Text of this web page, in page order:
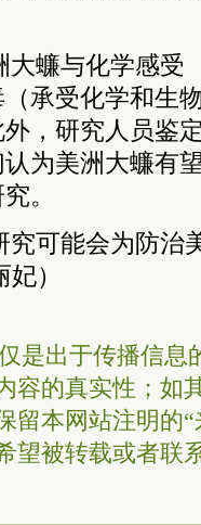
大蠊与化学感受
承受化学和生
，研究人员鉴
为美洲大蠊有
。
究可能会为防治
）
是出于传播信息
容的真实性；如
留本网站注明的
望被转载或者联